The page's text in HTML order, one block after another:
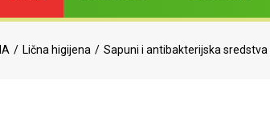
Lična higijena Sapuni i antibakterijska sredstva